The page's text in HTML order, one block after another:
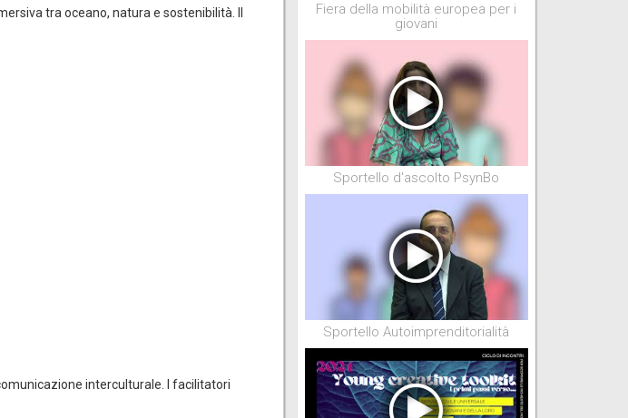
tra oceano, natura e sostenibilità. Il
interculturale. I facilitatori
Fiera della mobilità europea per i
giovani
Sportello d'ascolto PsynBo
Sportello Autoimprenditorialità